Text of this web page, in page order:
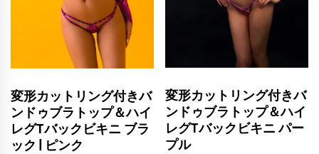
変形カットリング付きバ
ンドゥブラトップ＆ハイ
レグTバックビキニ ブラ
ック | ピンク
変形カットリング付きバ
ンドゥブラトップ＆ハイ
レグTバックビキニ パー
プル